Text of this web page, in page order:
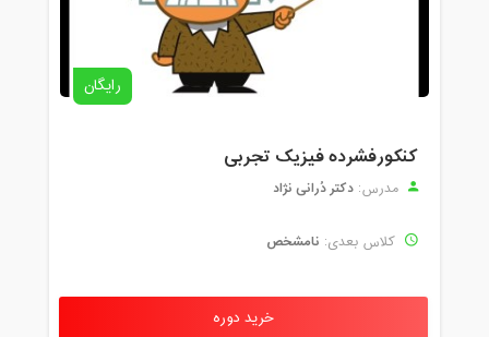
رایگان
کنکورفشرده فیزیک تجربی
مدرس: دکتر دُرانی نژاد
کلاس بعدی: نامشخص
خرید دوره